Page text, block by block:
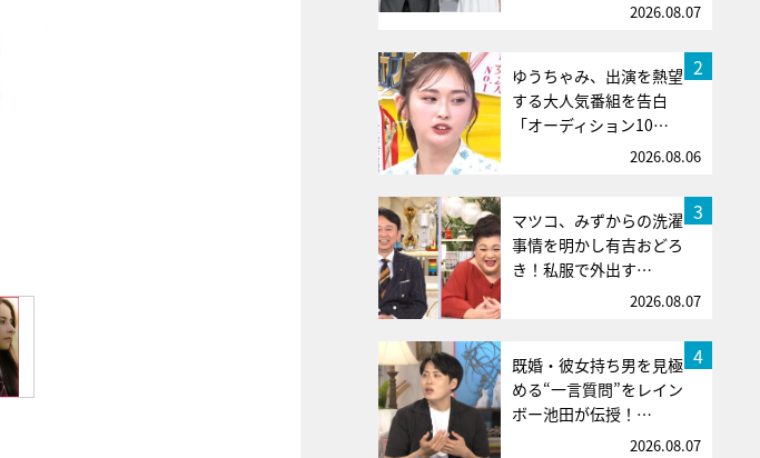
2026.08.07
2
ゆうちゃみ、出演を熱望
する大人気番組を告白
「オーディション10…
2026.08.06
3
マツコ、みずからの洗濯
事情を明かし有吉おどろ
き！私服で外出す…
2026.08.07
4
既婚・彼女持ち男を見極
める“一言質問”をレイン
ボー池田が伝授！…
2026.08.07